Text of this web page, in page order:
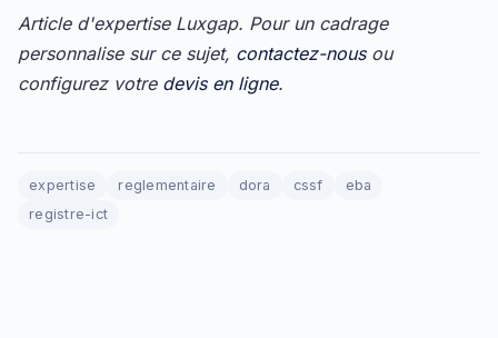
Article d'expertise Luxgap. Pour un cadrage
personnalise sur ce sujet, contactez-nousou
configurez votre devis en ligne.
expertise reglementaire dora cssf
eba
registre-ict